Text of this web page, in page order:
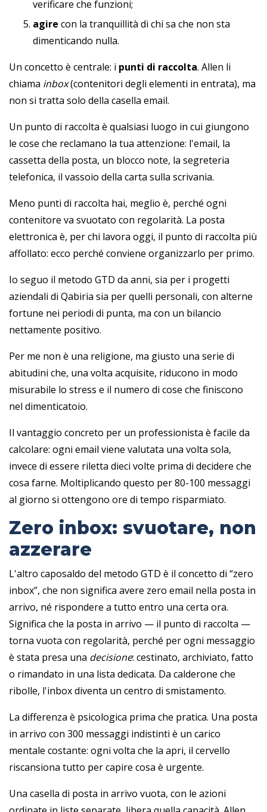
verificare che funzioni;
agire con la tranquillità di chi sa che non sta
dimenticando nulla.
Un concetto è centrale: i punti di raccolta. Allen li
chiama inbox(contenitori degli elementi in entrata), ma
non si tratta solo della casella email.
Un punto di raccolta è qualsiasi luogo in cui giungono
le cose che reclamano la tua attenzione: l'email, la
cassetta della posta, un blocco note, la segreteria
telefonica, il vassoio della carta sulla scrivania.
Meno punti di raccolta hai, meglio è, perché ogni
contenitore va svuotato con regolarità. La posta
elettronica è, per chi lavora oggi, il punto di raccolta più
affollato: ecco perché conviene organizzarlo per primo.
Io seguo il metodo GTD da anni, sia per i progetti
aziendali di Qabiria sia per quelli personali, con alterne
fortune nei periodi di punta, ma con un bilancio
nettamente positivo.
Per me non è una religione, ma giusto una serie di
abitudini che, una volta acquisite, riducono in modo
misurabile lo stress e il numero di cose che finiscono
nel dimenticatoio.
Il vantaggio concreto per un professionista è facile da
calcolare: ogni email viene valutata una volta sola,
invece di essere riletta dieci volte prima di decidere che
cosa farne. Moltiplicando questo per 80-100 messaggi
al giorno si ottengono ore di tempo risparmiato.
Zero inbox: svuotare, non
azzerare
L'altro caposaldo del metodo GTD è il concetto di “zero
inbox”, che non significa avere zero email nella posta in
arrivo, né rispondere a tutto entro una certa ora.
Significa che la posta in arrivo — il punto di raccolta —
torna vuota con regolarità, perché per ogni messaggio
è stata presa una decisione: cestinato, archiviato, fatto
o rimandato in una lista dedicata. Da calderone che
ribolle, l'inbox diventa un centro di smistamento.
La differenza è psicologica prima che pratica. Una posta
in arrivo con 300 messaggi indistinti è un carico
mentale costante: ogni volta che la apri, il cervello
riscansiona tutto per capire cosa è urgente.
Una casella di posta in arrivo vuota, con le azioni